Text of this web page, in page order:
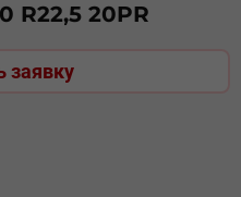
R22,5 20PR
заявку